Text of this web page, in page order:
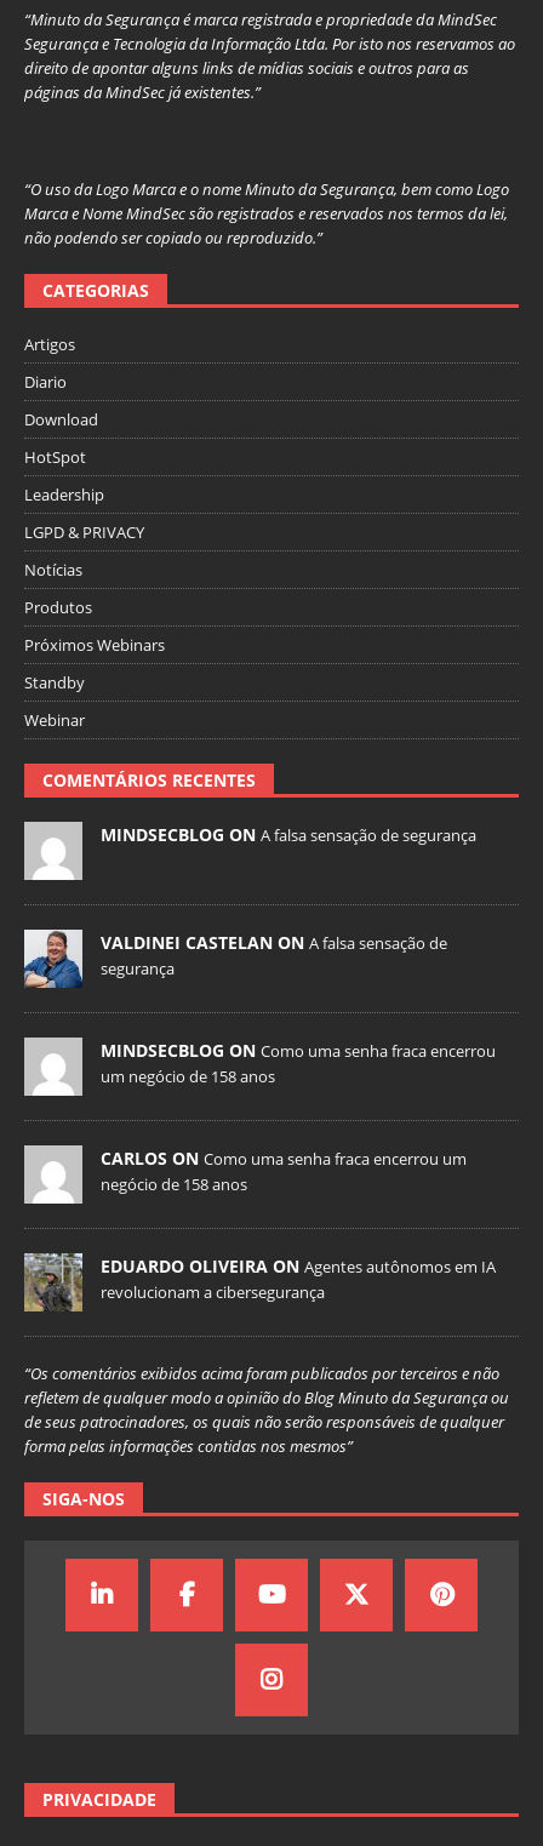
“Minuto da Segurança é marca registrada e propriedade da MindSec
Segurança e Tecnologia da Informação Ltda. Por isto nos reservamos ao
direito de apontar alguns links de mídias sociais e outros para as
páginas da MindSec já existentes.”
“O uso da Logo Marca e o nome Minuto da Segurança, bem como Logo
Marca e Nome MindSec são registrados e reservados nos termos da lei,
não podendo ser copiado ou reproduzido.”
CATEGORIAS
Artigos
Diario
Download
HotSpot
Leadership
LGPD & PRIVACY
Notícias
Produtos
Próximos Webinars
Standby
Webinar
COMENTÁRIOS RECENTES
MINDSECBLOG ON A falsa sensação de segurança
VALDINEI CASTELAN ON A falsa sensação de
segurança
MINDSECBLOG ON Como uma senha fraca encerrou
um negócio de 158 anos
CARLOS ON Como uma senha fraca encerrou um
negócio de 158 anos
EDUARDO OLIVEIRA ON Agentes autônomos em IA
revolucionam a cibersegurança
“Os comentários exibidos acima foram publicados por terceiros e não
refletem de qualquer modo a opinião do Blog Minuto da Segurança ou
de seus patrocinadores, os quais não serão responsáveis de qualquer
forma pelas informações contidas nos mesmos”
SIGA-NOS
PRIVACIDADE